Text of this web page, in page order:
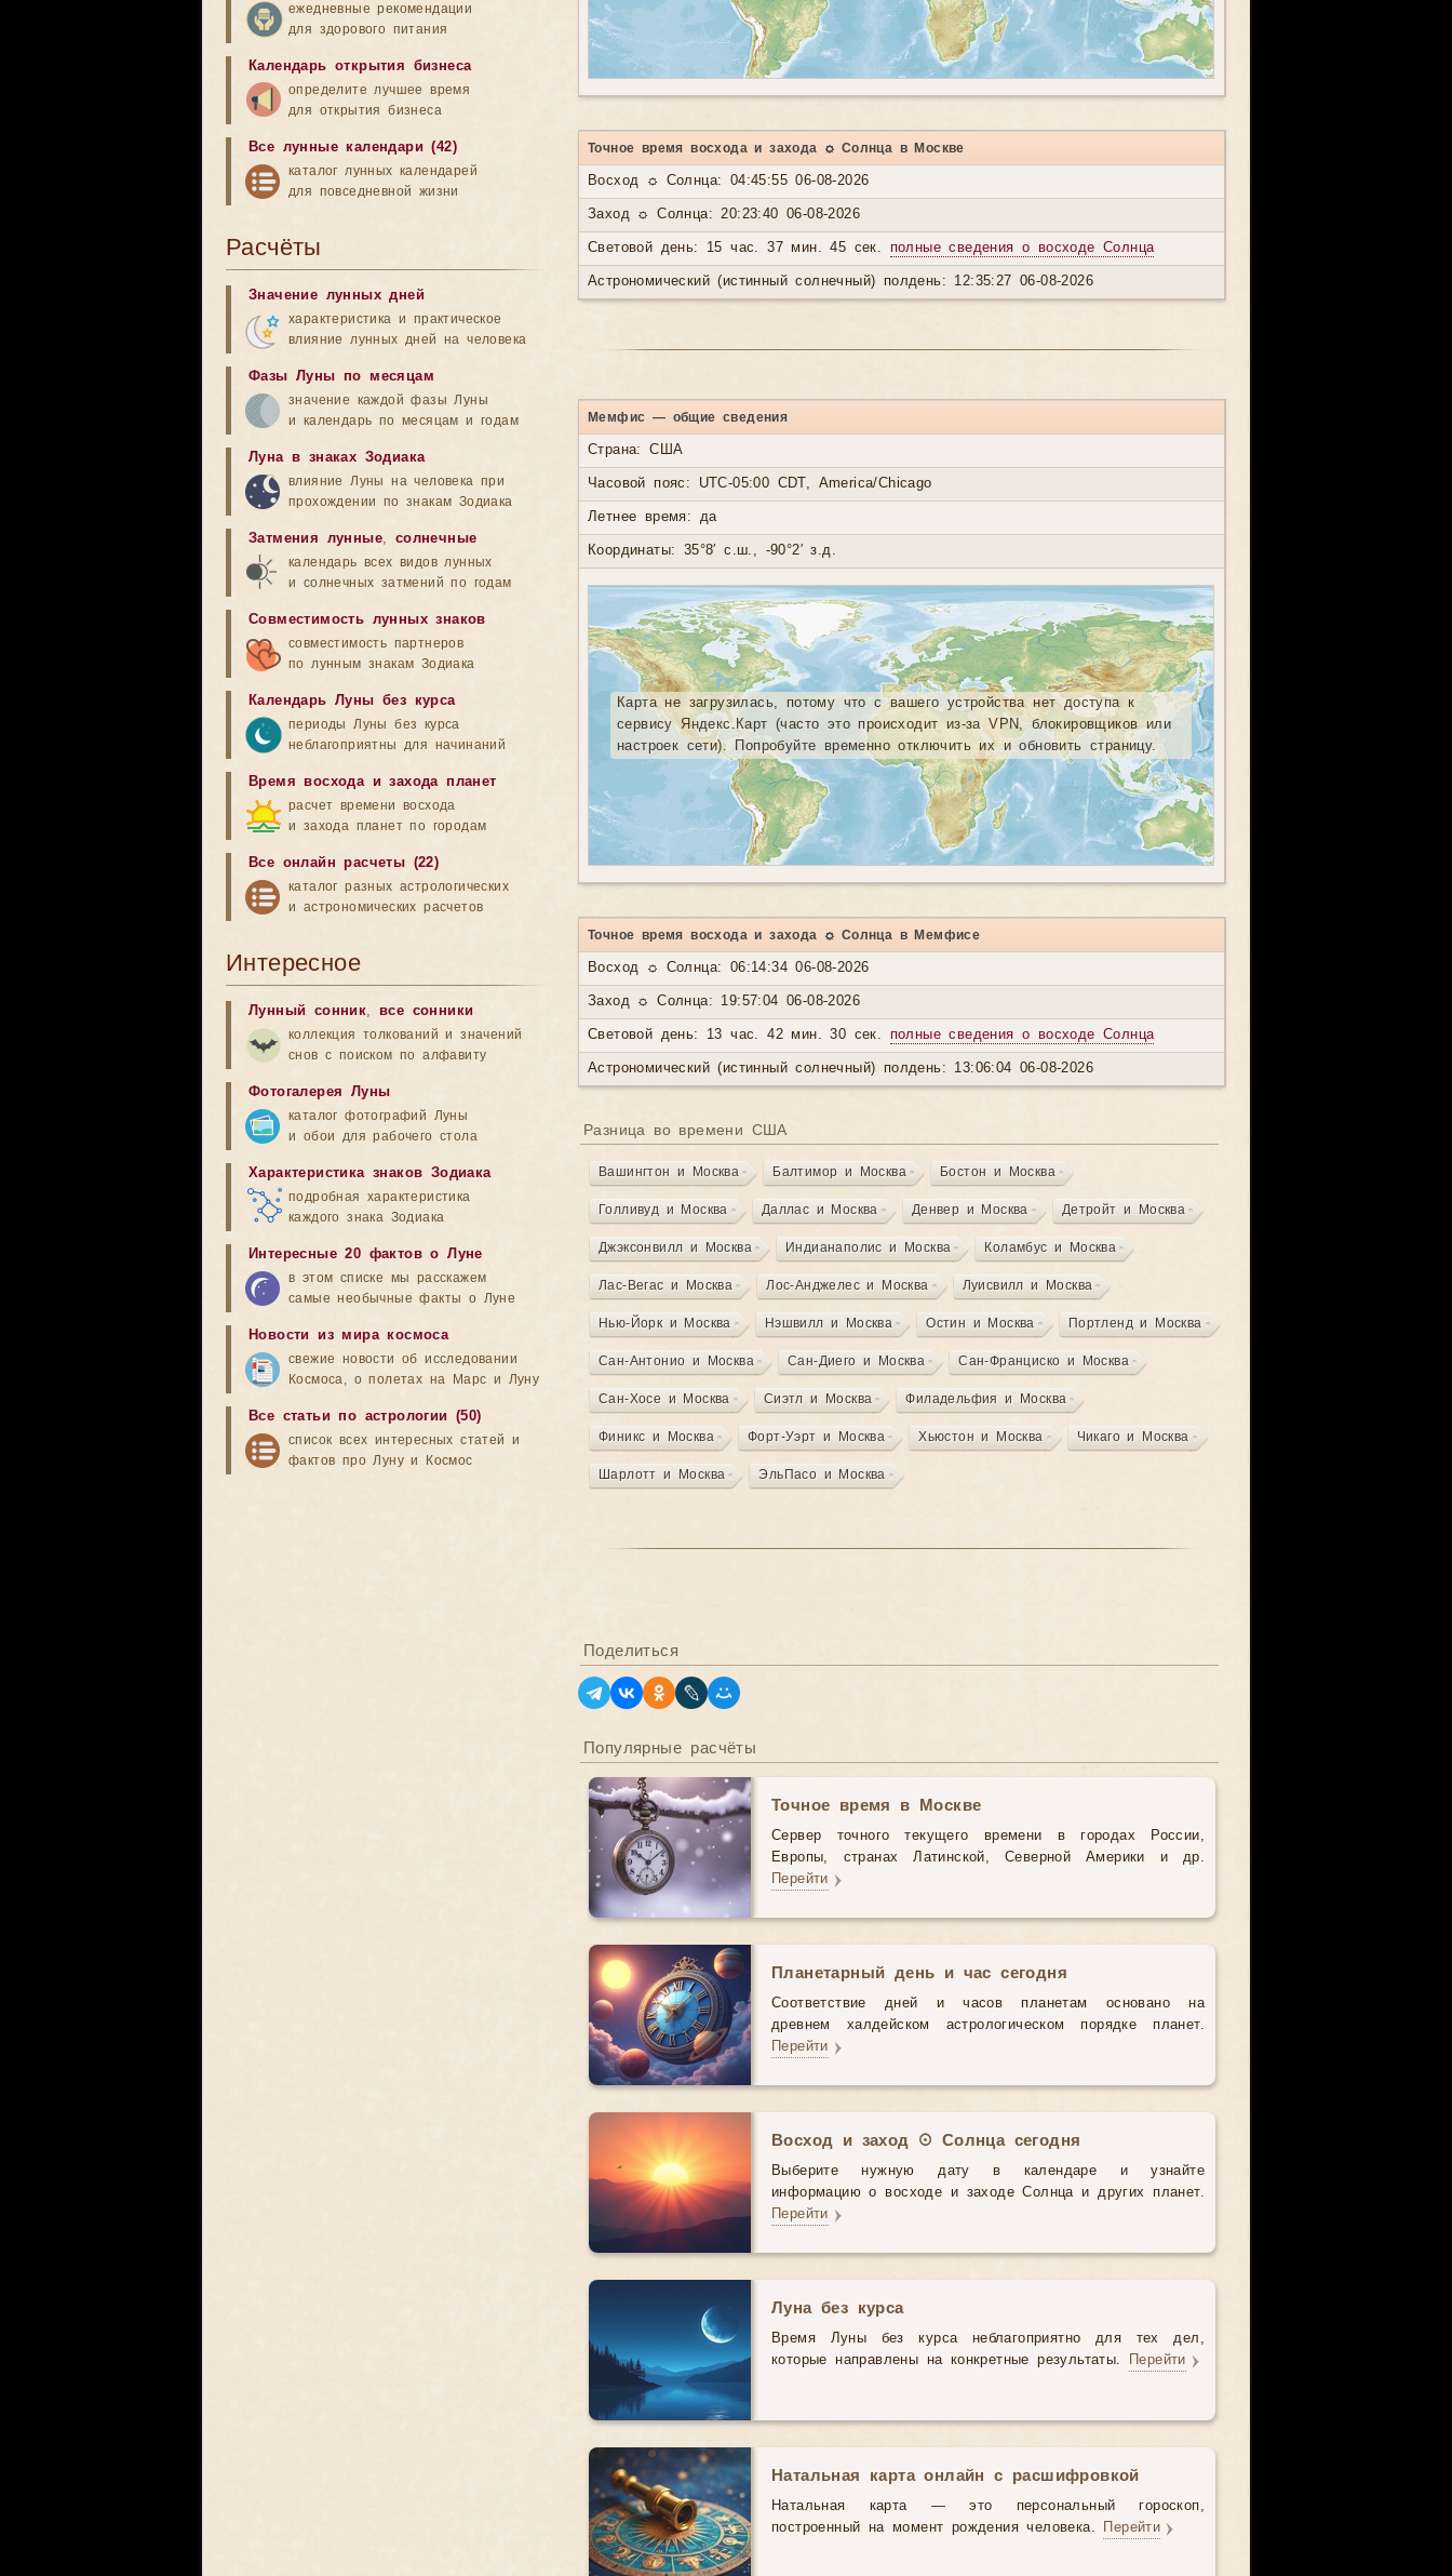
Точное время восхода и захода ☼ Солнца в Москве
Восход ☼ Солнца: 04:45:55 06-08-2026
Заход ☼ Солнца: 20:23:40 06-08-2026
Световой день: 15 час. 37 мин. 45 сек. полные сведения о восходе Солнца
Астрономический (истинный солнечный) полдень: 12:35:27 06-08-2026
Мемфис — общие сведения
Страна: США
Часовой пояс: UTC-05:00 CDT, America/Chicago
Летнее время: да
Координаты: 35°8′ с.ш., -90°2′ з.д.
Карта не загрузилась, потому что с вашего устройства нет доступа к
сервису Яндекс.Карт (часто это происходит из-за VPN, блокировщиков или
настроек сети). Попробуйте временно отключить их и обновить страницу.
Точное время восхода и захода ☼ Солнца в Мемфисе
Восход ☼ Солнца: 06:14:34 06-08-2026
Заход ☼ Солнца: 19:57:04 06-08-2026
Световой день: 13 час. 42 мин. 30 сек. полные сведения о восходе Солнца
Астрономический (истинный солнечный) полдень: 13:06:04 06-08-2026
Разница во времени США
Вашингтон и Москва Балтимор и Москва Бостон и Москва
Голливуд и Москва Даллас и Москва Денвер и Москва Детройт и Москва
Джэксонвилл и Москва Индианаполис и Москва Коламбус и Москва
Лас-Вегас и Москва Лос-Анджелес и Москва Луисвилл и Москва
Нью-Йорк и Москва Нэшвилл и Москва Остин и Москва Портленд и Москва
Сан-Антонио и Москва Сан-Диего и Москва Сан-Франциско и Москва
Сан-Хосе и Москва Сиэтл и Москва Филадельфия и Москва
Финикс и Москва Форт-Уэрт и Москва Хьюстон и Москва Чикаго и Москва
Шарлотт и Москва ЭльПасо и Москва
Поделиться
Популярные расчёты
Точное время в Москве
Сервер точного текущего времени в городах России,
Европы, странах Латинской, Северной Америки и др.
Перейти
Планетарный день и час сегодня
Соответствие дней и часов планетам основано на
древнем халдейском астрологическом порядке планет.
Перейти
Восход и заход ☉ Солнца сегодня
Выберите нужную дату в календаре и узнайте
информацию о восходе и заходе Солнца и других планет.
Перейти
Луна без курса
Время Луны без курса неблагоприятно для тех дел,
которые направлены на конкретные результаты. Перейти
Натальная карта онлайн с расшифровкой
Натальная карта — это персональный гороскоп,
построенный на момент рождения человека. Перейти
ежедневные рекомендации
для здорового питания
Календарь открытия бизнеса
определите лучшее время
для открытия бизнеса
Все лунные календари (42)
каталог лунных календарей
для повседневной жизни
Расчёты
Значение лунных дней
характеристика и практическое
влияние лунных дней на человека
Фазы Луны по месяцам
значение каждой фазы Луны
и календарь по месяцам и годам
Луна в знаках Зодиака
влияние Луны на человека при
прохождении по знакам Зодиака
Затмения лунные, солнечные
календарь всех видов лунных
и солнечных затмений по годам
Совместимость лунных знаков
совместимость партнеров
по лунным знакам Зодиака
Календарь Луны без курса
периоды Луны без курса
неблагоприятны для начинаний
Время восхода и захода планет
расчет времени восхода
и захода планет по городам
Все онлайн расчеты (22)
каталог разных астрологических
и астрономических расчетов
Интересное
Лунный сонник, все сонники
коллекция толкований и значений
снов с поиском по алфавиту
Фотогалерея Луны
каталог фотографий Луны
и обои для рабочего стола
Характеристика знаков Зодиака
подробная характеристика
каждого знака Зодиака
Интересные 20 фактов о Луне
в этом списке мы расскажем
самые необычные факты о Луне
Новости из мира космоса
свежие новости об исследовании
Космоса, о полетах на Марс и Луну
Все статьи по астрологии (50)
список всех интересных статей и
фактов про Луну и Космос